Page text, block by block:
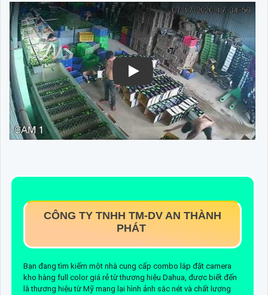
CÔNG TY TNHH TM-DV AN THÀNH
PHÁT
Bạn đang tìm kiếm một nhà cung cấp combo lắp đặt camera
kho hàng full color giá rẻ từ thương hiệu Dahua, được biết đến
là thương hiệu từ Mỹ mang lại hình ảnh sắc nét và chất lượng